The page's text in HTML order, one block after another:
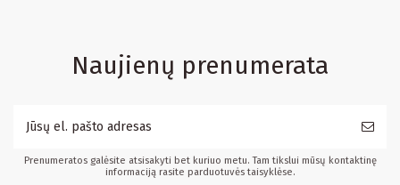
Naujienų prenumerata
Prenumeratos galėsite atsisakyti bet kuriuo metu. Tam tikslui mūsų kontaktinę
informaciją rasite parduotuvės taisyklėse.